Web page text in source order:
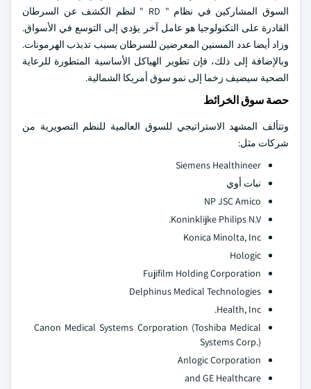
السوق المشاركين في نظام " RD " لنظم الكشف عن السرطان
القادرة على التكنولوجيا هو عامل آخر يؤدي إلى التوسع في الأسواق.
وزاد أيضا عدد المسنين المعرضين للسرطان بسبب تذبذب الهرمونات.
وبالإضافة إلى ذلك، فإن تطوير الهياكل الأساسية المتطورة للرعاية
الصحية سيضيف زخما إلى نمو سوق أمريكا الشمالية.
حصة سوق الخرائط
وتتألف المشهد الاستراتيجي للسوق العالمية للنظم التصويرية من
شركات مثل:
Siemens Healthineer
نبات أوي
NP JSC Amico
Koninklijke Philips N.V.
Konica Minolta, Inc
Hologic
Fujifilm Holding Corporation
Delphinus Medical Technologies
Health, Inc.
Canon Medical Systems Corporation (Toshiba Medical
Systems Corp.)
Anlogic Corporation
and GE Healthcare